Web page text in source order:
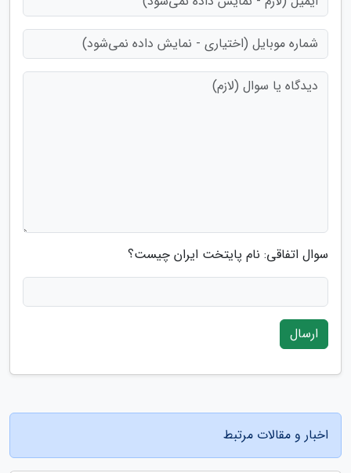
سوال اتفاقی: نام پایتخت ایران چیست؟
ارسال
اخبار و مقالات مرتبط